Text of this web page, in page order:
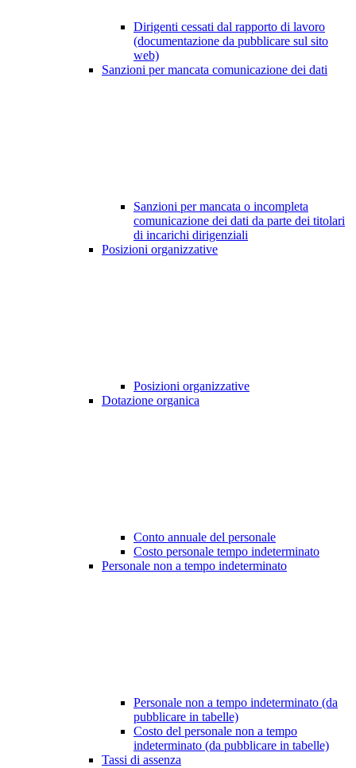
Dirigenti cessati dal rapporto di lavoro
(documentazione da pubblicare sul sito
web)
Sanzioni per mancata comunicazione dei dati
Sanzioni per mancata o incompleta
comunicazione dei dati da parte dei titolari
di incarichi dirigenziali
Posizioni organizzative
Posizioni organizzative
Dotazione organica
Conto annuale del personale
Costo personale tempo indeterminato
Personale non a tempo indeterminato
Personale non a tempo indeterminato (da
pubblicare in tabelle)
Costo del personale non a tempo
indeterminato (da pubblicare in tabelle)
Tassi di assenza